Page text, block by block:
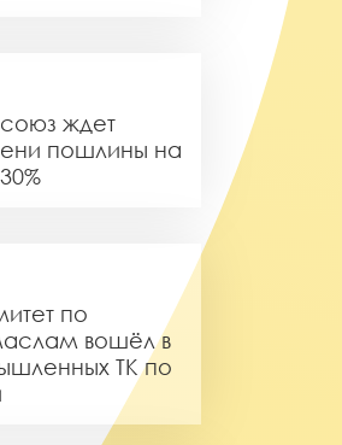
ждет
пошлины на
по
вошёл в
ТК по